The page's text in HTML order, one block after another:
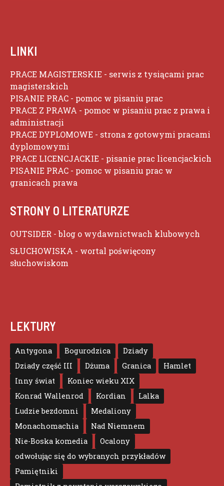
LINKI
PRACE MAGISTERSKIE - serwis z tysiącami prac
magisterskich
PISANIE PRAC - pomoc w pisaniu prac
PRACE Z PRAWA - pomoc w pisaniu prac z prawa i
administracji
PRACE DYPLOMOWE - strona z gotowymi pracami
dyplomowymi
PRACE LICENCJACKIE - pisanie prac licencjackich
PISANIE PRAC - pomoc w pisaniu prac w
granicach prawa
STRONY O LITERATURZE
OUTSIDER - blog o wydawnictwach klubowych
SŁUCHOWISKA - wortal poświęcony
słuchowiskom
LEKTURY
Antygona Bogurodzica
Dziady
Dziady część III
Dżuma Granica
Hamlet
Inny świat
Koniec wieku XIX
Konrad Wallenrod
Kordian
Lalka
Ludzie bezdomni
Medaliony
Monachomachia
Nad Niemnem
Nie-Boska komedia
Ocalony
odwołując się do wybranych przykładów
Pamiętniki